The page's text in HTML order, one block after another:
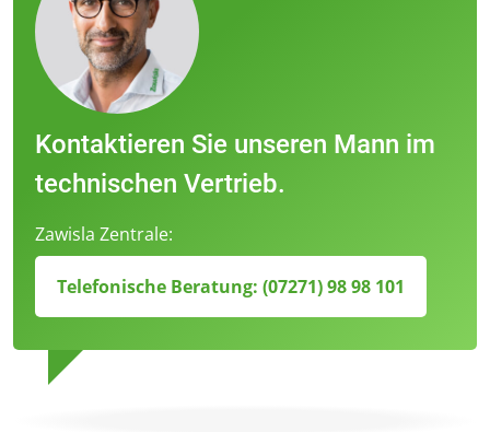
Kontaktieren Sie unseren Mann im
technischen Vertrieb.
Zawisla Zentrale:
Telefonische Beratung: (07271) 98 98 101